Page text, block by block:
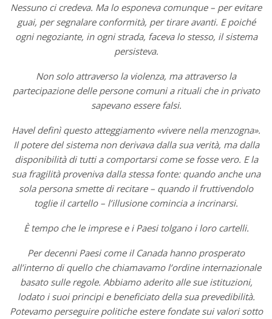
Nessuno ci credeva. Ma lo esponeva comunque – per evitare
guai, per segnalare conformità, per tirare avanti. E poiché
ogni negoziante, in ogni strada, faceva lo stesso, il sistema
persisteva.
Non solo attraverso la violenza, ma attraverso la
partecipazione delle persone comuni a rituali che in privato
sapevano essere falsi.
Havel definì questo atteggiamento «vivere nella menzogna».
Il potere del sistema non derivava dalla sua verità, ma dalla
disponibilità di tutti a comportarsi come se fosse vero. E la
sua fragilità proveniva dalla stessa fonte: quando anche una
sola persona smette di recitare – quando il fruttivendolo
toglie il cartello – l’illusione comincia a incrinarsi.
È tempo che le imprese e i Paesi tolgano i loro cartelli.
Per decenni Paesi come il Canada hanno prosperato
all’interno di quello che chiamavamo l’ordine internazionale
basato sulle regole. Abbiamo aderito alle sue istituzioni,
lodato i suoi principi e beneficiato della sua prevedibilità.
Potevamo perseguire politiche estere fondate sui valori sotto